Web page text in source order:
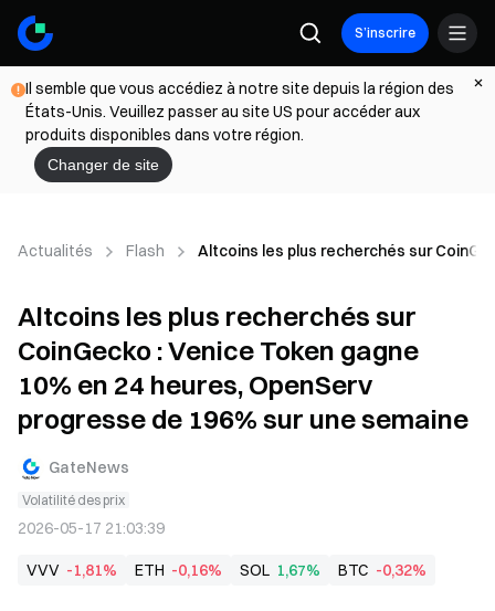
S’inscrire
Il semble que vous accédiez à notre site depuis la région des
États-Unis. Veuillez passer au site US pour accéder aux
produits disponibles dans votre région.
Changer de site
Actualités Flash Altcoins les plus recherchés sur
Altcoins les plus recherchés sur
CoinGecko : Venice Token gagne
10% en 24 heures, OpenServ
progresse de 196% sur une semaine
GateNews
Volatilité des prix
2026-05-17 21:03:39
VVV -1,81% ETH -0,16% SOL 1,67% BTC -0,32%